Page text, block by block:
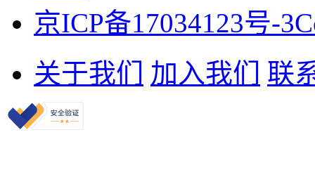
京ICP备17034123号-3
关于我们
加入我们 联